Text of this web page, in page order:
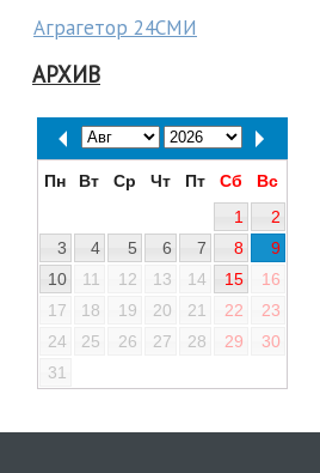
Аграгетор 24СМИ
АРХИВ
Пн Вт Ср Чт Пт Сб
Вс
1
2
3
4 5 6 7 8
9
10
11 12 13 14 15
16
17
18 19 20 21 22
23
24
25 26 27 28 29
30
31